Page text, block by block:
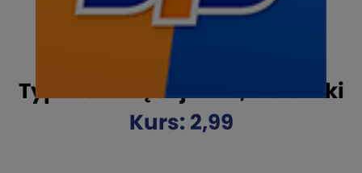
Zdarzenie: USA – Holandia
Typ: USA więcej niż 2,5 bramki
Kurs: 2,99